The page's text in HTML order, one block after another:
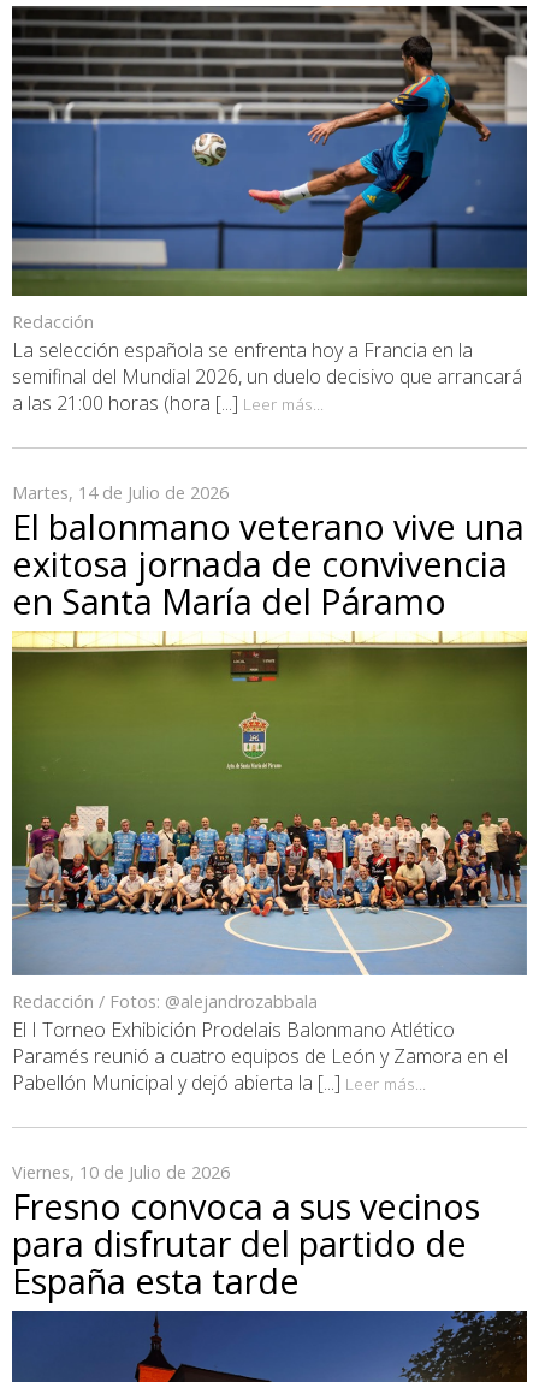
Redacción
La selección española se enfrenta hoy a Francia en la
semifinal del Mundial 2026, un duelo decisivo que arrancará
a las 21:00 horas (hora [...] Leer más...
Martes, 14 de Julio de 2026
El balonmano veterano vive una
exitosa jornada de convivencia
en Santa María del Páramo
Redacción / Fotos: @alejandrozabbala
El I Torneo Exhibición Prodelais Balonmano Atlético
Paramés reunió a cuatro equipos de León y Zamora en el
Pabellón Municipal y dejó abierta la [...] Leer más...
Viernes, 10 de Julio de 2026
Fresno convoca a sus vecinos
para disfrutar del partido de
España esta tarde